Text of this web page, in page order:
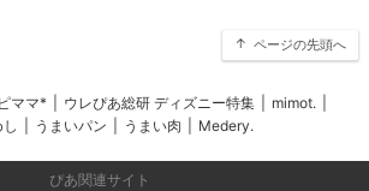
ページの先頭へ
ママ* ウレぴあ総研 ディズニー特集 mimot.
うまいパン うまい肉 Medery.
ぴあ関連サイト